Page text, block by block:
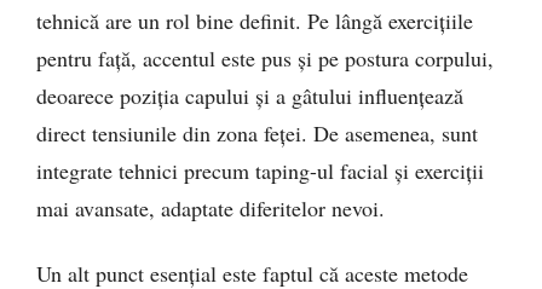
tehnică are un rol bine definit. Pe lângă exercițiile
pentru față, accentul este pus și pe postura corpului,
deoarece poziția capului și a gâtului influențează
direct tensiunile din zona feței. De asemenea, sunt
integrate tehnici precum taping-ul facial și exerciții
mai avansate, adaptate diferitelor nevoi.
Un alt punct esențial este faptul că aceste metode